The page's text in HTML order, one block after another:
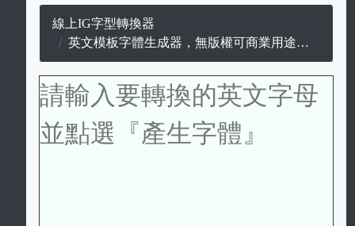
線上IG字型轉換器
英文模板字體生成器，無版權可商業用途的模板字。